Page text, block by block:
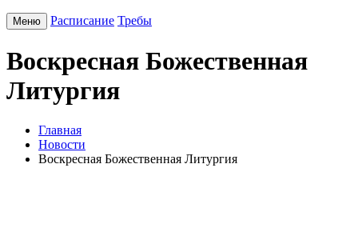
Меню Расписание Требы
Воскресная Божественная
Литургия
Главная
Новости
Воскресная Божественная Литургия